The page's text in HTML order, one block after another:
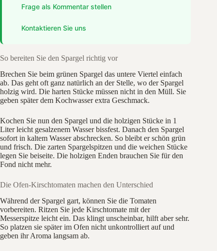
Frage als Kommentar stellen
Kontaktieren Sie uns
So bereiten Sie den Spargel richtig vor
Brechen Sie beim grünen Spargel das untere Viertel einfach
ab. Das geht oft ganz natürlich an der Stelle, wo der Spargel
holzig wird. Die harten Stücke müssen nicht in den Müll. Sie
geben später dem Kochwasser extra Geschmack.
Kochen Sie nun den Spargel und die holzigen Stücke in 1
Liter leicht gesalzenem Wasser bissfest. Danach den Spargel
sofort in kaltem Wasser abschrecken. So bleibt er schön grün
und frisch. Die zarten Spargelspitzen und die weichen Stücke
legen Sie beiseite. Die holzigen Enden brauchen Sie für den
Fond nicht mehr.
Die Ofen-Kirschtomaten machen den Unterschied
Während der Spargel gart, können Sie die Tomaten
vorbereiten. Ritzen Sie jede Kirschtomate mit der
Messerspitze leicht ein. Das klingt unscheinbar, hilft aber sehr.
So platzen sie später im Ofen nicht unkontrolliert auf und
geben ihr Aroma langsam ab.